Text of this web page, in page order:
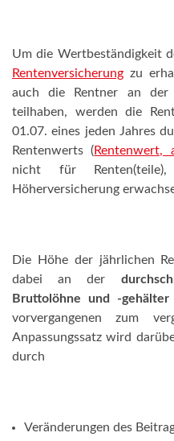
Um die Wertbeständigkeit
Rentenversicherung zu
auch die Rentner an der
teilhaben, werden die
01.07. eines jeden Jahres
Rentenwerts (Rentenwert,
nicht für
Höherversicherung
Die Höhe der jährlichen
dabei an der
Bruttolöhne und -gehälter
vorvergangenen zum
Anpassungssatz wird
durch
Veränderungen des